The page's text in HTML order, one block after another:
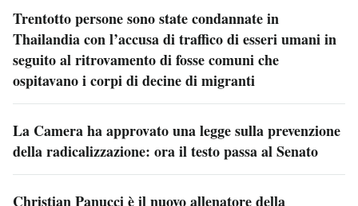
Trentotto persone sono state condannate in
Thailandia con l’accusa di traffico di esseri umani in
seguito al ritrovamento di fosse comuni che
ospitavano i corpi di decine di migranti
La Camera ha approvato una legge sulla prevenzione
della radicalizzazione: ora il testo passa al Senato
Christian Panucci è il nuovo allenatore della